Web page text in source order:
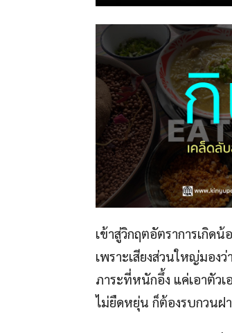
เข้าสู่วิกฤตอัตราการเกิด
เพราะเสียงส่วนใหญ่มอง
ภาระที่หนักอึ้ง แค่เอาตัว
ไม่ยืดหยุ่น ก็ต้องรบกวนฝ